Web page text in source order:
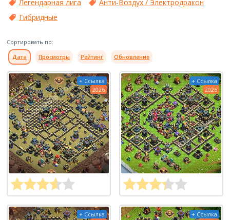
Легендарная лига
Анти-Воздух / Электродракон
Гибридные
Сортировать по:
Дата Просмотры Рейтинг Обновление
+ Ссылка
2026
+ Ссылка
2026
+ Ссылка
+ Ссылка